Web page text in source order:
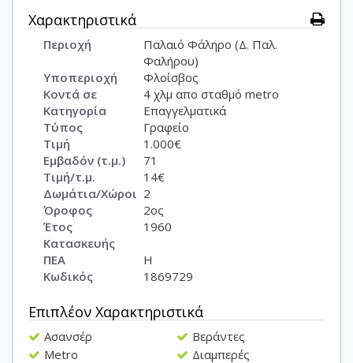
Χαρακτηριστικά
Περιοχή
Παλαιό Φάληρο (Δ. Παλ.
Φαλήρου)
Υποπεριοχή
Φλοίσβος
Κοντά σε
4 χλμ απο σταθμό metro
Κατηγορία
Επαγγελματικά
Τύπος
Γραφείο
Τιμή
1.000€
Εμβαδόν (τ.μ.)
71
Τιμή/τ.μ.
14€
Δωμάτια/Χώροι 2
Όροφος
2ος
Έτος
Κατασκευής
1960
ΠΕΑ
Η
Κωδικός
1869729
Επιπλέον Χαρακτηριστικά
Ασανσέρ
Βεράντες
Metro
Διαμπερές